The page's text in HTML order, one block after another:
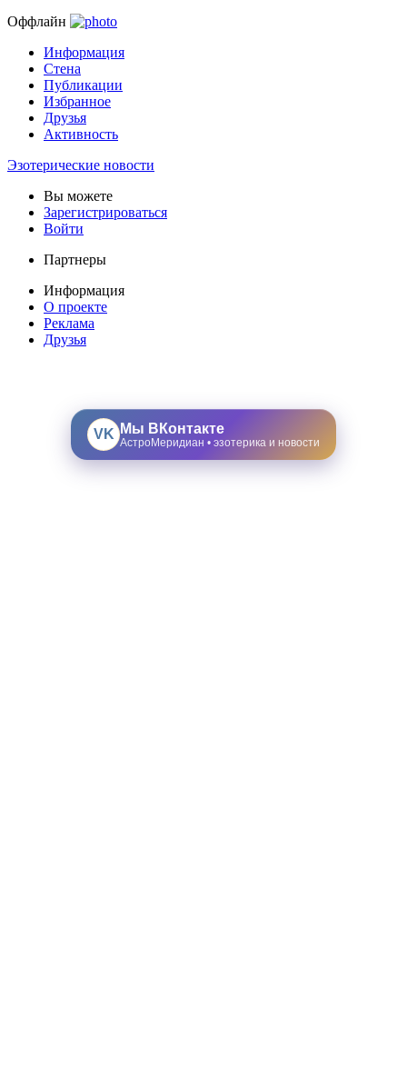
Оффлайн
Информация
Стена
Публикации
Избранное
Друзья
Активность
Эзотерические новости
Вы можете
Зарегистрироваться
Войти
Партнеры
Информация
О проекте
Реклама
Друзья
VK Мы ВКонтакте
АстроМеридиан • эзотерика и новости